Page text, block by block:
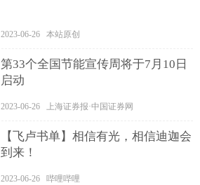
2023-06-26 本站原创
第33个全国节能宣传周将于7月10日
启动
2023-06-26 上海证券报·中国证券网
【飞卢书单】相信有光，相信迪迦会
到来！
2023-06-26 哔哩哔哩